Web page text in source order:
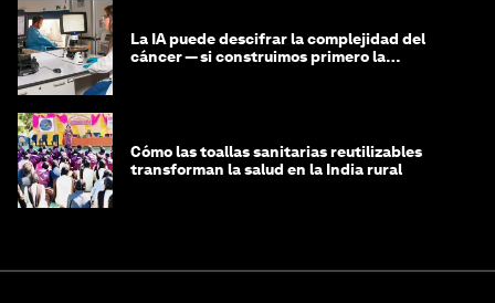
La IA puede descifrar la complejidad del
cáncer — si construimos primero la
Cómo las toallas sanitarias reutilizables
transforman la salud en la India rural